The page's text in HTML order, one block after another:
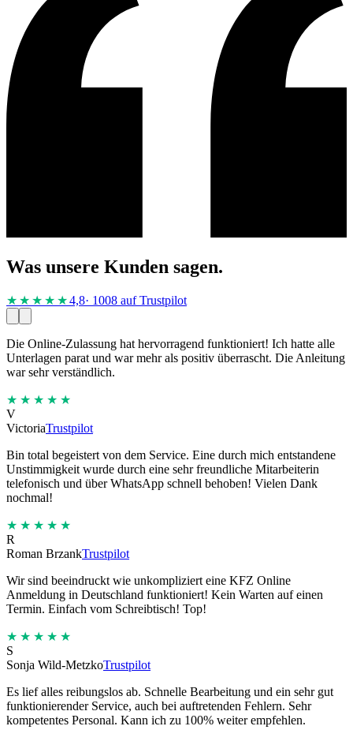
Was unsere Kunden sagen.
★★★★ ★4,8· 1008 auf Trustpilot
Die Online-Zulassung hat hervorragend funktioniert! Ich hatte alle
Unterlagen parat und war mehr als positiv überrascht. Die Anleitung
war sehr verständlich.
★★★★★
V
VictoriaTrustpilot
Bin total begeistert von dem Service. Eine durch mich entstandene
Unstimmigkeit wurde durch eine sehr freundliche Mitarbeiterin
telefonisch und über WhatsApp schnell behoben! Vielen Dank
nochmal!
★★★★★
R
Roman BrzankTrustpilot
Wir sind beeindruckt wie unkompliziert eine KFZ Online
Anmeldung in Deutschland funktioniert! Kein Warten auf einen
Termin. Einfach vom Schreibtisch! Top!
★★★★★
S
Sonja Wild-MetzkoTrustpilot
Es lief alles reibungslos ab. Schnelle Bearbeitung und ein sehr gut
funktionierender Service, auch bei auftretenden Fehlern. Sehr
kompetentes Personal. Kann ich zu 100% weiter empfehlen.